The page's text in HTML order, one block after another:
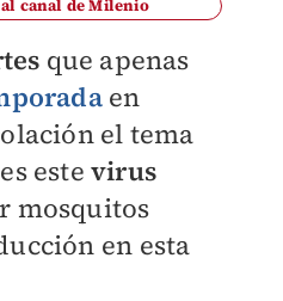
canal de Milenio
que apenas
en
el tema
este virus
mosquitos
en esta